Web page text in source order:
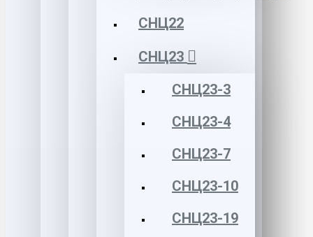
СНЦ22
СНЦ23
СНЦ23-3
СНЦ23-4
СНЦ23-7
СНЦ23-10
СНЦ23-19